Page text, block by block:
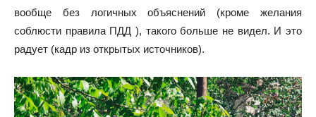
вообще без логичных объяснений (кроме желания
соблюсти правила ПДД ), такого больше не видел. И это
радует (кадр из открытых источников).